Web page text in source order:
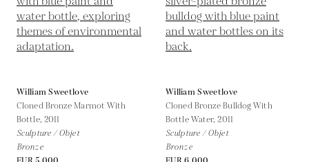
William Sweetlove
Cloned Bronze Marmot With
Bottle, 2011
Sculpture / Objet
Bronze
William Sweetlove
Cloned Bronze Bulldog With
Bottle Water,2011
Sculpture / Objet
Bronze